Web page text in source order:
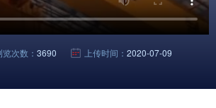
览次数： 3690 上传时间： 2020-07-09